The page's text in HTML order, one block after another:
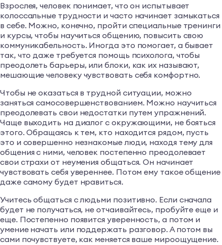
Взрослея, человек понимает, что он испытывает
колоссальные трудности и часто начинает замыкаться
в себе. Можно, конечно, пройти специальные тренинги
и курсы, чтобы научиться общению, повысить свою
коммуникабельность. Иногда это помогает, а бывает
так, что даже требуется помощь психолога, чтобы
преодолеть барьеры, или блоки, как их называют,
мешающие человеку чувствовать себя комфортно.
Чтобы не оказаться в трудной ситуации, можно
заняться самосовершенствованием. Можно научиться
преодолевать свои недостатки путем упражнений.
Чаще выходить на диалог с окружающими, не бояться
этого. Обращаясь к тем, кто находится рядом, пусть
это и совершенно незнакомые люди, находя тему для
общения с ними, человек постепенно преодолевает
свои страхи от неумения общаться. Он начинает
чувствовать себя увереннее. Потом ему такое общение
даже самому будет нравиться.
Учитесь общаться с людьми позитивно. Если сначала
будет не получаться, не отчаивайтесь, пробуйте еще и
еще. Постепенно появится уверенность, а потом и
умение начать или поддержать разговор. А потом вы
сами почувствуете, как меняется ваше мироощущение.